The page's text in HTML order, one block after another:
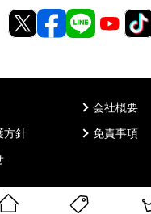
会社概要
方針
免責事項